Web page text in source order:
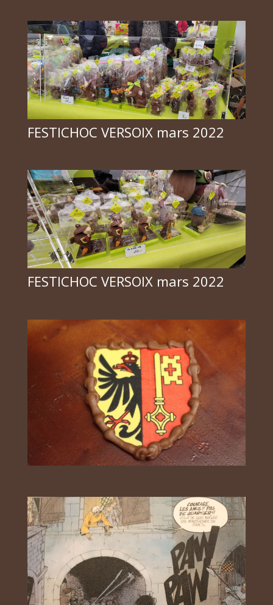
FESTICHOC VERSOIX mars 2022
FESTICHOC VERSOIX mars 2022